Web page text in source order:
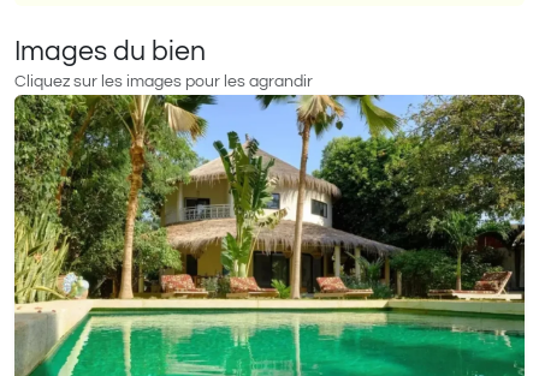
Images du bien
Cliquez sur les images pour les agrandir